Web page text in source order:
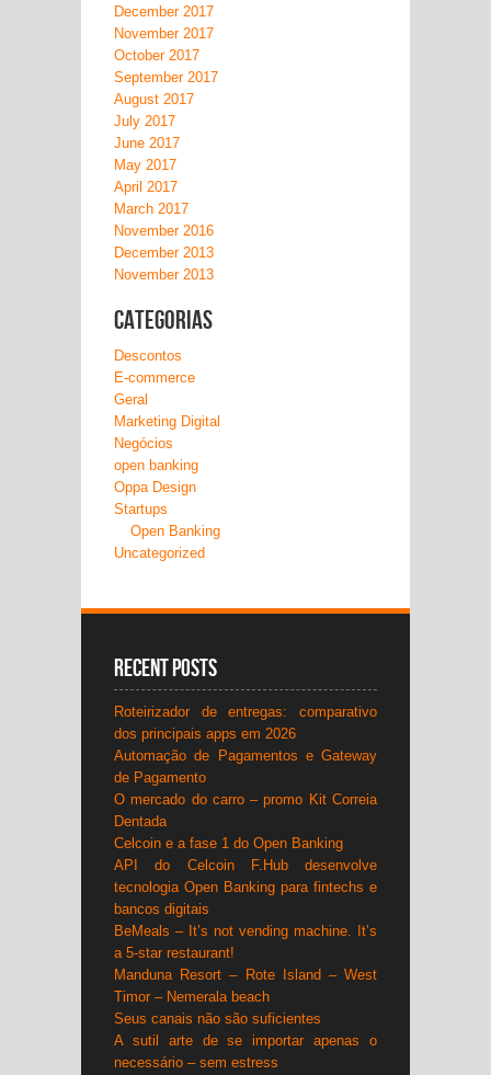
December 2017
November 2017
October 2017
September 2017
August 2017
July 2017
June 2017
May 2017
April 2017
March 2017
November 2016
December 2013
November 2013
Categorias
Descontos
E-commerce
Geral
Marketing Digital
Negócios
open banking
Oppa Design
Startups
Open Banking
Uncategorized
Recent Posts
Roteirizador de entregas: comparativo
dos principais apps em 2026
Automação de Pagamentos e Gateway
de Pagamento
O mercado do carro – promo Kit Correia
Dentada
Celcoin e a fase 1 do Open Banking
API do Celcoin F.Hub desenvolve
tecnologia Open Banking para fintechs e
bancos digitais
BeMeals – It’s not vending machine. It’s
a 5-star restaurant!
Manduna Resort – Rote Island – West
Timor – Nemerala beach
Seus canais não são suficientes
A sutil arte de se importar apenas o
necessário – sem estress